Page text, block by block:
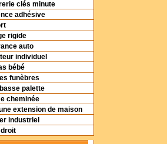
clés minute
adhésive
rigide
auto
individuel
bébé
funèbres
palette
cheminée
extension de maison
industriel
droit